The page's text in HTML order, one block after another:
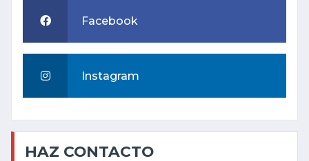
Facebook
Instagram
HAZ CONTACTO